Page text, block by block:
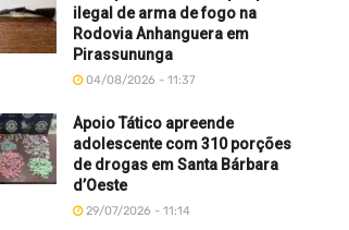
ilegal de arma de fogo na
Rodovia Anhanguera em
Pirassununga
04/08/2026 - 11:37
Apoio Tático apreende
adolescente com 310 porções
de drogas em Santa Bárbara
d’Oeste
29/07/2026 - 11:14